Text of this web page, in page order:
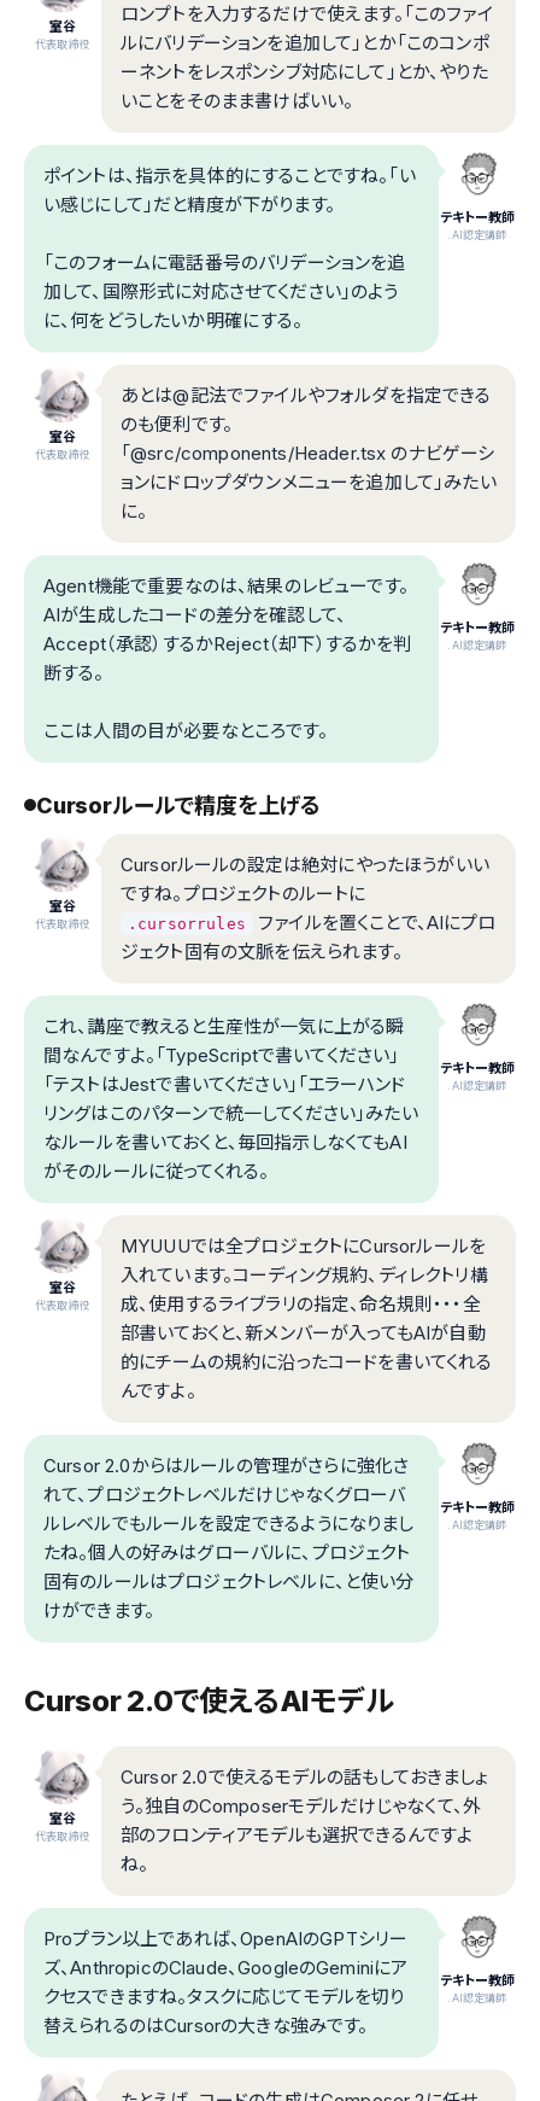
室谷
代表取締役
ロンプトを入力するだけで使えます。「このファイ
ルにバリデーションを追加して」とか「このコンポ
ーネントをレスポンシブ対応にして」とか、やりた
いことをそのまま書けばいい。
テキトー教師
.AI認定講師
ポイントは、指示を具体的にすることですね。「い
い感じにして」だと精度が下がります。
「このフォームに電話番号のバリデーションを追
加して、国際形式に対応させてください」のよう
に、何をどうしたいか明確にする。
室谷
代表取締役
あとは@記法でファイルやフォルダを指定できる
のも便利です。
「@src/components/Header.tsx のナビゲーシ
ョンにドロップダウンメニューを追加して」みたい
に。
テキトー教師
.AI認定講師
Agent機能で重要なのは、結果のレビューです。
AIが生成したコードの差分を確認して、
Accept（承認）するかReject（却下）するかを判
断する。
ここは人間の目が必要なところです。
Cursorルールで精度を上げる
室谷
代表取締役
Cursorルールの設定は絶対にやったほうがいい
ですね。プロジェクトのルートに
.cursorrules
ファイルを置くことで、AIにプロ
ジェクト固有の文脈を伝えられます。
テキトー教師
.AI認定講師
これ、講座で教えると生産性が一気に上がる瞬
間なんですよ。「TypeScriptで書いてください」
「テストはJestで書いてください」「エラーハンド
リングはこのパターンで統一してください」みたい
なルールを書いておくと、毎回指示しなくてもAI
がそのルールに従ってくれる。
室谷
代表取締役
MYUUUでは全プロジェクトにCursorルールを
入れています。コーディング規約、ディレクトリ構
成、使用するライブラリの指定、命名規則・・・全
部書いておくと、新メンバーが入ってもAIが自動
的にチームの規約に沿ったコードを書いてくれる
んですよ。
テキトー教師
.AI認定講師
Cursor 2.0からはルールの管理がさらに強化さ
れて、プロジェクトレベルだけじゃなくグローバ
ルレベルでもルールを設定できるようになりまし
たね。個人の好みはグローバルに、プロジェクト
固有のルールはプロジェクトレベルに、と使い分
けができます。
Cursor 2.0で使えるAIモデル
室谷
代表取締役
Cursor 2.0で使えるモデルの話もしておきましょ
う。独自のComposerモデルだけじゃなくて、外
部のフロンティアモデルも選択できるんですよ
ね。
テキトー教師
.AI認定講師
Proプラン以上であれば、OpenAIのGPTシリー
ズ、AnthropicのClaude、GoogleのGeminiにア
クセスできますね。タスクに応じてモデルを切り
替えられるのはCursorの大きな強みです。